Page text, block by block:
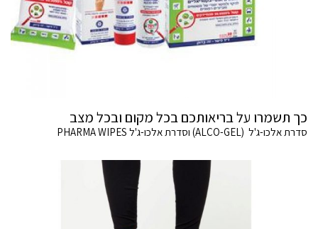
כך תשמרו על בריאותכם בכל מקום ובכל מצב
סדרת אלכו-ג'ל (ALCO-GEL) וסדרת אלכו-ג'ל PHARMA WIPES